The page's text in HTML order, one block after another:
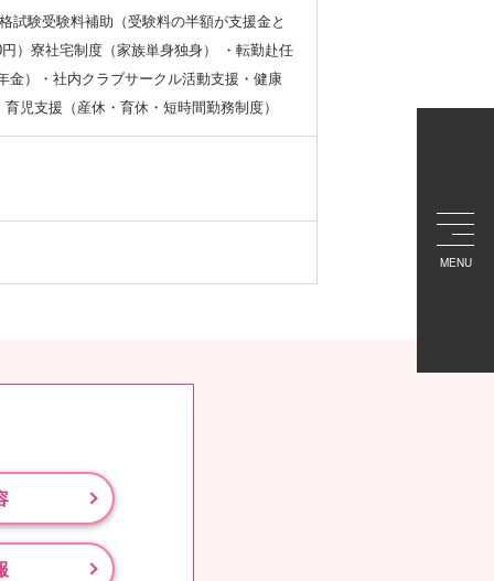
MENU
試験受験料補助（受験料の半額が支援金と
）寮社宅制度（家族単身独身） ・転勤赴任
金）・社内クラブサークル活動支援・健康
児支援（産休・育休・短時間勤務制度）